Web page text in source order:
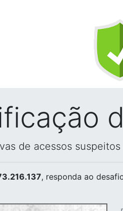
de acessos
, responda ao